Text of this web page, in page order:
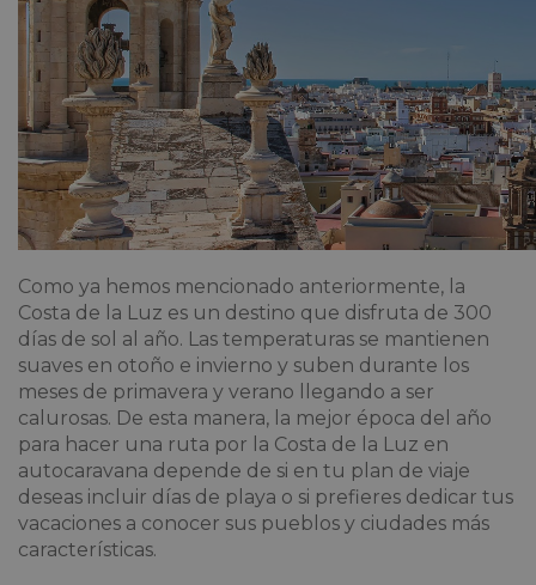
Como ya hemos mencionado anteriormente, la
Costa de la Luz es un destino que disfruta de 300
días de sol al año. Las temperaturas se mantienen
suaves en otoño e invierno y suben durante los
meses de primavera y verano llegando a ser
calurosas. De esta manera, la mejor época del año
para hacer una ruta por la Costa de la Luz en
autocaravana depende de si en tu plan de viaje
deseas incluir días de playa o si prefieres dedicar tus
vacaciones a conocer sus pueblos y ciudades más
características.